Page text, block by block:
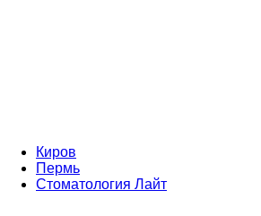
Киров
Пермь
Стоматология Лайт